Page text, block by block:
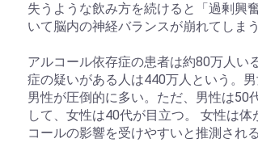
失うような飲み方を続けると「過剰興
いて脳内の神経バランスが崩れてしまう
アルコール依存症の患者は約80万人い
症の疑いがある人は440万人という。
男性が圧倒的に多い。ただ、男性は50
して、女性は40代が目立つ。 女性は体
コールの影響を受けやすいと推測される